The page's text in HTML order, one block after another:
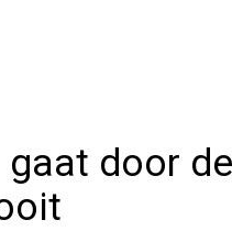
door